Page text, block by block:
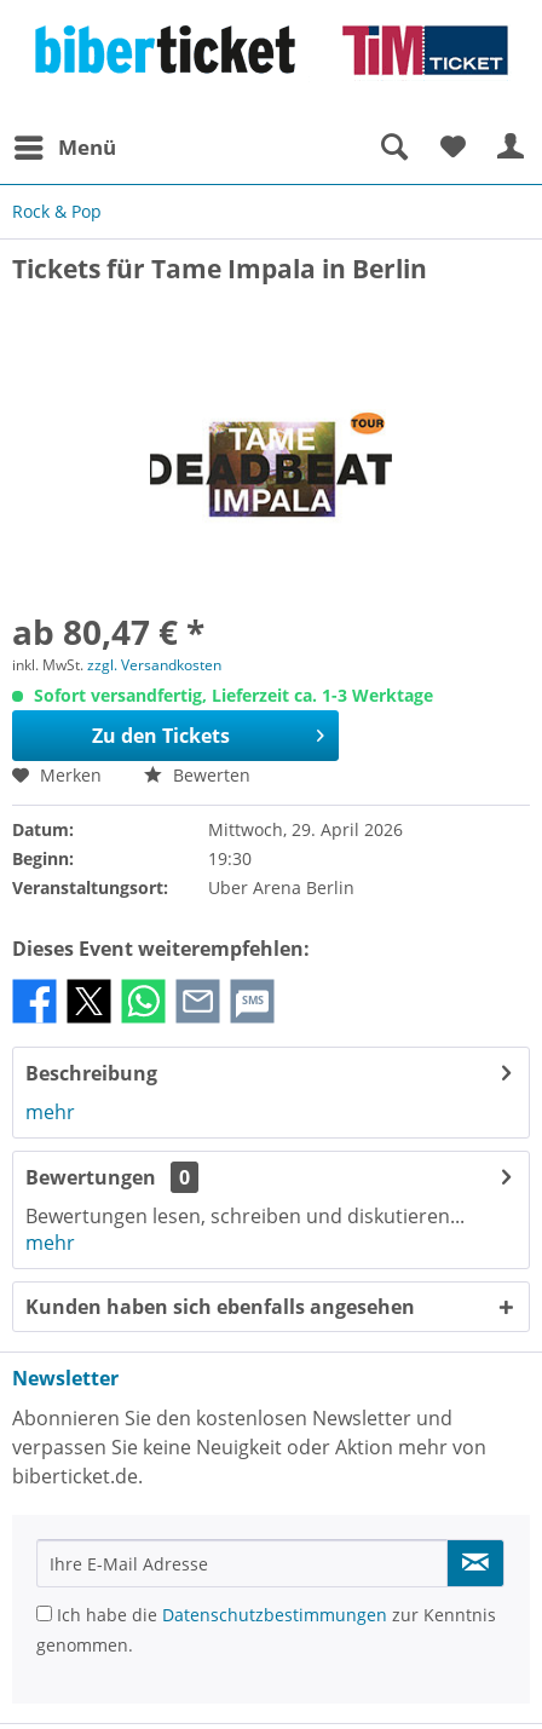
Menü
Rock & Pop
Tickets für Tame Impala in Berlin
ab 80,47 € *
inkl. MwSt.zzgl. Versandkosten
Sofort versandfertig, Lieferzeit ca. 1-3 Werktage
Zu den Tickets
Merken Bewerten
Datum:
Mittwoch, 29. April 2026
Beginn:
19:30
Veranstaltungsort:
Uber Arena Berlin
Dieses Event weiterempfehlen:
SMS
Beschreibung
mehr
Bewertungen
0
Bewertungen lesen, schreiben und diskutieren...
mehr
Kunden haben sich ebenfalls angesehen
Newsletter
Abonnieren Sie den kostenlosen Newsletter und
verpassen Sie keine Neuigkeit oder Aktion mehr von
biberticket.de.
Ich habe die Datenschutzbestimmungen zur Kenntnis
genommen.